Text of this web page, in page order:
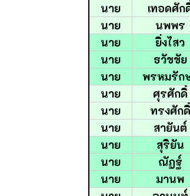
นาย
เทอดศัก
นาย
นพพร
นาย
ยิ่งไสว
นาย
ธวัชชัย
นาย
พรหมรัก
นาย
ศุรศักดิ์
นาย
ทรงศักดิ์
นาย
สายันต์
นาย
สุริยัน
นาย
ณัฏฐ์
นาย
มานพ